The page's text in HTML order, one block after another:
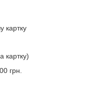
картку
картку)
грн.